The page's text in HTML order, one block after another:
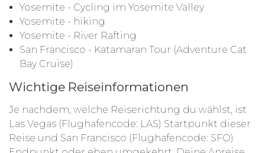
Yosemite - Cycling im Yosemite Valley
Yosemite - hiking
Yosemite - River Rafting
San Francisco - Katamaran Tour (Adventure Cat
Bay Cruise)
Wichtige Reiseinformationen
Je nachdem, welche Reiserichtung du wählst, ist
Las Vegas (Flughafencode: LAS) Startpunkt dieser
Reise und San Francisco (Flughafencode: SFO)